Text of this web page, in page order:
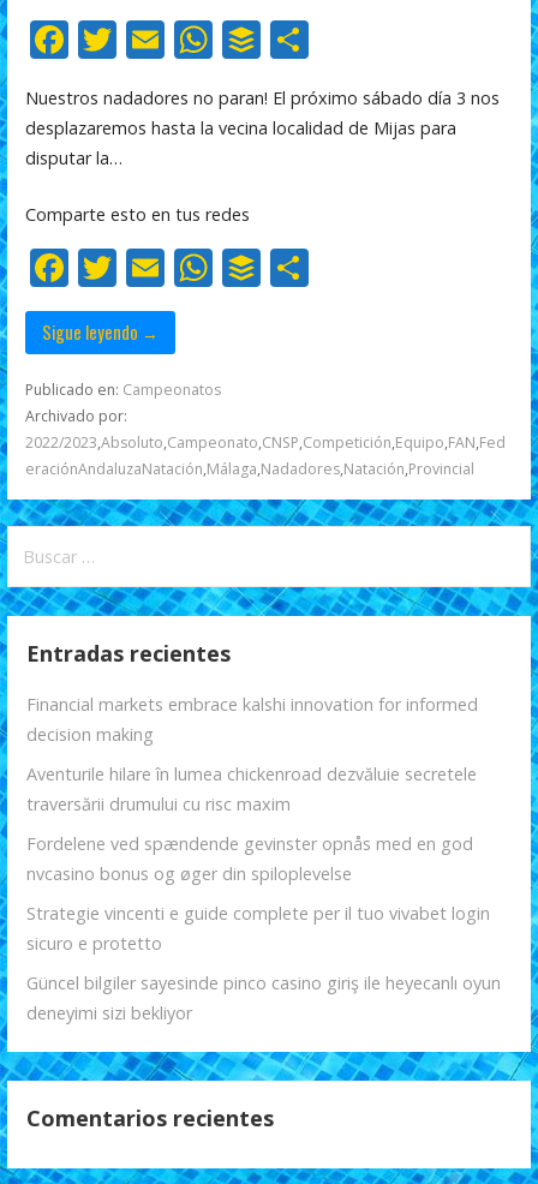
F
e
b
o
k
T
w
itt
er
E
ai
W
at
p
p
B
uf
f
C
o
m
r
Nuestros nadadores no paran! El próximo sábado día 3 nos
desplazaremos hasta la vecina localidad de Mijas para
disputar la…
Comparte esto en tus redes
F
ac
e
b
o
o
k
T
w
itt
er
E
m
ai
l
W
s
p
p
B C
ti
r
Sigue leyendo →
Publicado en: Campeonatos
Archivado por:
2022/2023,Absoluto,Campeonato,CNSP,Competición,Equipo,FAN,Fed
eraciónAndaluzaNatación,Málaga,Nadadores,Natación,Provincial
Buscar:
Entradas recientes
Financial markets embrace kalshi innovation for informed
decision making
Aventurile hilare în lumea chickenroad dezvăluie secretele
traversării drumului cu risc maxim
Fordelene ved spændende gevinster opnås med en god
nvcasino bonus og øger din spiloplevelse
Strategie vincenti e guide complete per il tuo vivabet login
sicuro e protetto
Güncel bilgiler sayesinde pinco casino giriş ile heyecanlı oyun
deneyimi sizi bekliyor
Comentarios recientes